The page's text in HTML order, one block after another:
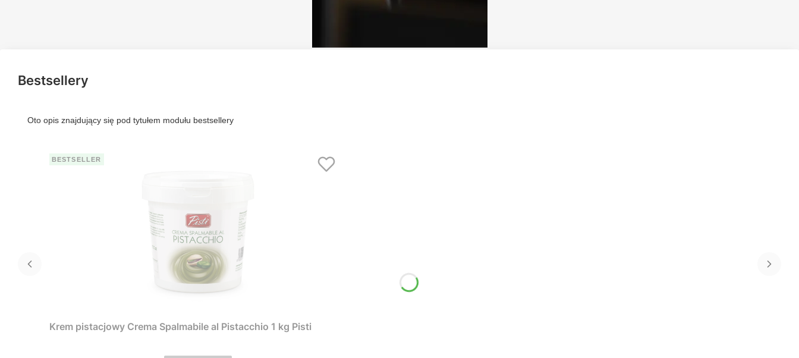
Bestsellery
Oto opis znajdujący się pod tytułem modułu bestsellery
BESTSELLER
Krem pistacjowy Crema Spalmabile al Pistacchio 1 kg Pisti